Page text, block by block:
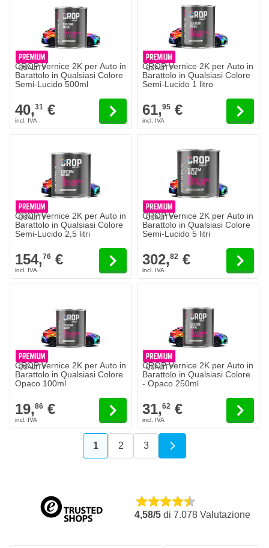
CROP Vernice 2K per Auto in
Barattolo in Qualsiasi Colore
Semi-Lucido 500ml
40,31 €
CROP Vernice 2K per Auto in
Barattolo in Qualsiasi Colore
Semi-Lucido 1 litro
61,95 €
CROP Vernice 2K per Auto in
Barattolo in Qualsiasi Colore
Semi-Lucido 2,5 litri
154,76 €
CROP Vernice 2K per Auto in
Barattolo in Qualsiasi Colore
Semi-Lucido 5 litri
302,82 €
CROP Vernice 2K per Auto in
Barattolo in Qualsiasi Colore
Opaco 100ml
19,86 €
CROP Vernice 2K per Auto in
Barattolo in Qualsiasi Colore
- Opaco 250ml
31,62 €
Attualmente stai leggendo la pagina
1 Pagina
2 Pagina
3
4,58/5 di 7.078 Valutazione